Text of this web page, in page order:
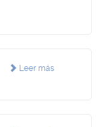
Leer más